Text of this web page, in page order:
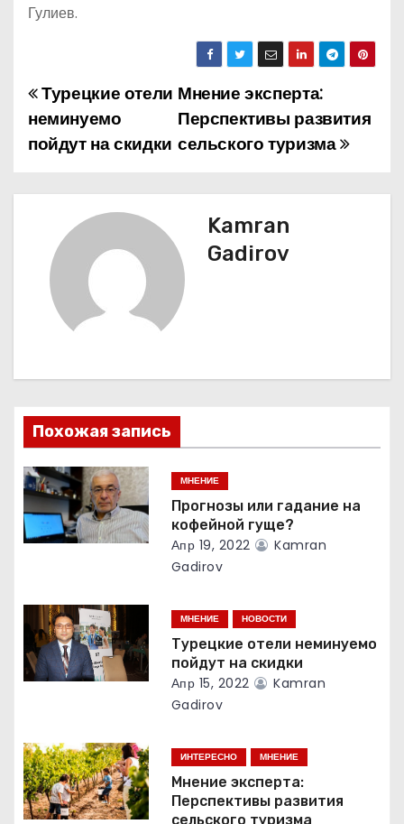
Гулиев.
Н
а
п
о
з
а
и
с
м
Мнение эксперта:
Перспективы развития
сельского туризма
Турецкие отели
неминуемо
пойдут на скидки
Kamran
Gadirov
Похожая запись
МНЕНИЕ
Прогнозы или гадание на
кофейной гуще?
Апр 19, 2022
Kamran
Gadirov
МНЕНИЕ НОВОСТИ
Турецкие отели неминуемо
пойдут на скидки
Апр 15, 2022
Kamran
Gadirov
ИНТЕРЕСНО МНЕНИЕ
Мнение эксперта:
Перспективы развития
сельского туризма